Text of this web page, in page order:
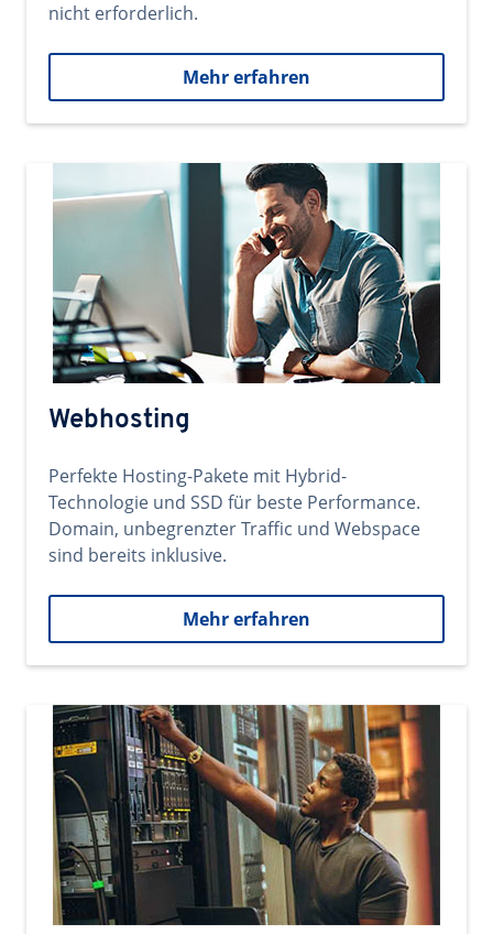
nicht erforderlich.
Mehr erfahren
Webhosting
Perfekte Hosting-Pakete mit Hybrid-
Technologie und SSD für beste Performance.
Domain, unbegrenzter Traffic und Webspace
sind bereits inklusive.
Mehr erfahren